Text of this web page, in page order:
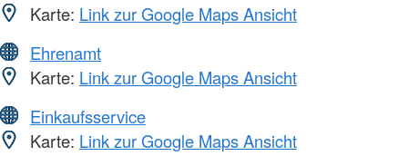
Karte: Link zur Google Maps Ansicht
Ehrenamt
Karte: Link zur Google Maps Ansicht
Einkaufsservice
Karte: Link zur Google Maps Ansicht